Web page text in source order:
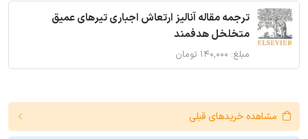
ترجمه مقاله آنالیز ارتعاش اجباری تیرهای عمیق
متخلخل هدفمند
مبلغ: ۱۴۰,۰۰۰ تومان
مشاهده خریدهای قبلی